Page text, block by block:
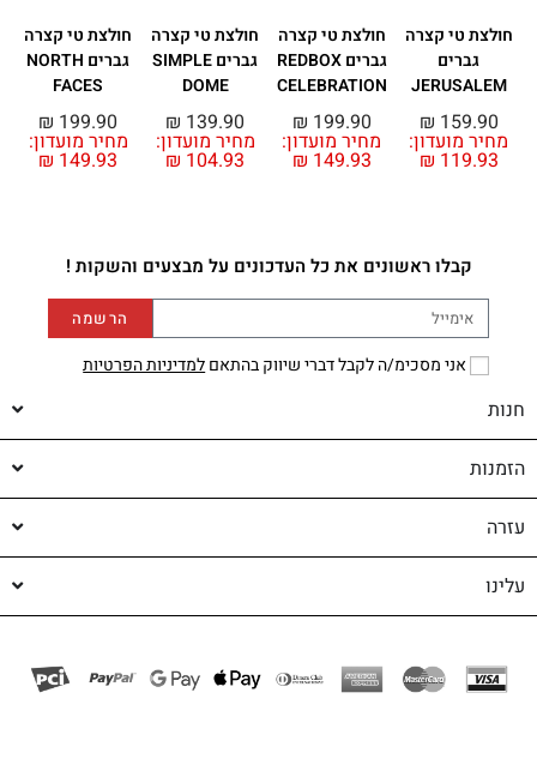
חולצת טי קצרה
גברים
JERUSALEM
מחיר מועדון:
₪ 119.93
₪ 159.90
חולצת טי קצרה
גברים REDBOX
CELEBRATION
מחיר מועדון:
₪ 149.93
₪ 199.90
חולצת טי קצרה
גברים SIMPLE
DOME
מחיר מועדון:
₪ 104.93
₪ 139.90
חולצת טי קצרה
גברים NORTH
FACES
מחיר מועדון:
₪ 149.93
₪ 199.90
קבלו ראשונים את כל העדכונים על מבצעים והשקות !
אני מסכימ/ה לקבל דברי שיווק בהתאםלמדיניות הפרטיות
הרשמה
חנות
הזמנות
עזרה
עלינו